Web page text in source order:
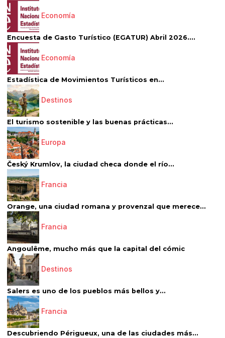
Economía
Encuesta de Gasto Turístico (EGATUR) Abril 2026....
Economía
Estadística de Movimientos Turísticos en...
Destinos
El turismo sostenible y las buenas prácticas...
Europa
Český Krumlov, la ciudad checa donde el río...
Francia
Orange, una ciudad romana y provenzal que merece...
Francia
Angoulême, mucho más que la capital del cómic
Destinos
Salers es uno de los pueblos más bellos y...
Francia
Descubriendo Périgueux, una de las ciudades más...